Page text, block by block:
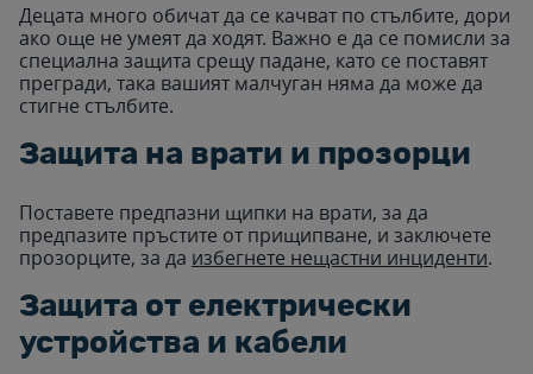
Децата много обичат да се качват по стълбите, дори
ако още не умеят да ходят. Важно е да се помисли за
специална защита срещу падане, като се поставят
прегради, така вашият малчуган няма да може да
стигне стълбите.
Защита на врати и прозорци
Поставете предпазни щипки на врати, за да
предпазите пръстите от прищипване, и заключете
прозорците, за да избегнете нещастни инциденти.
Защита от електрически
устройства и кабели